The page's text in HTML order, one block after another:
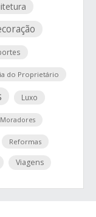
do Proprietário
Luxo
Moradores
Reformas
Viagens